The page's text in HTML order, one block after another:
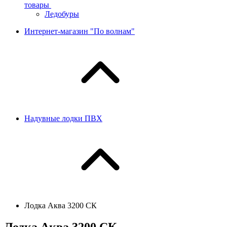
товары
Ледобуры
Интернет-магазин "По волнам"
Надувные лодки ПВХ
Лодка Аква 3200 СК